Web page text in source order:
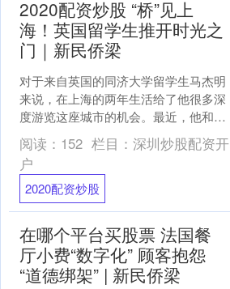
2020配资炒股 “桥”见上
海！英国留学生推开时光之
门｜新民侨梁
对于来自英国的同济大学留学生马杰明
来说，在上海的两年生活给了他很多深
度游览这座城市的机会。最近，他和朋
友小臧一起踏上了苏州河桥梁之旅，顺
着流动的河水，推开了一扇....
阅读： 152 栏目： 深圳炒股配资开
户
2020配资炒股
在哪个平台买股票 法国餐
厅小费“数字化” 顾客抱怨
“道德绑架” | 新民侨梁